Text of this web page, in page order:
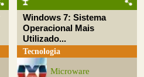
Windows 7: Sistema
Operacional Mais
Utilizado...
Tecnologia
Microware